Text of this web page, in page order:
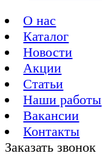
О нас
Каталог
Новости
Акции
Статьи
Наши работы
Вакансии
Контакты
Заказать звонок